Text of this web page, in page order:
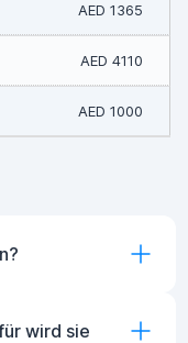
AED 1365
AED 4110
AED 1000
wird sie